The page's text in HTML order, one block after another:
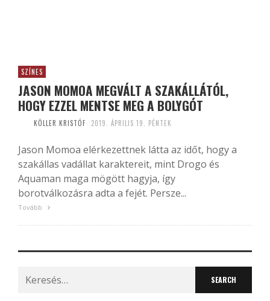
SZÍNES
JASON MOMOA MEGVÁLT A SZAKÁLLÁTÓL,
HOGY EZZEL MENTSE MEG A BOLYGÓT
KÖLLER KRISTÓF 2019. ÁPRILIS 19. PÉNTEK
Jason Momoa elérkezettnek látta az időt, hogy a
szakállas vadállat karaktereit, mint Drogo és
Aquaman maga mögött hagyja, így
borotválkozásra adta a fejét. Persze...
Tovább
Search
for: